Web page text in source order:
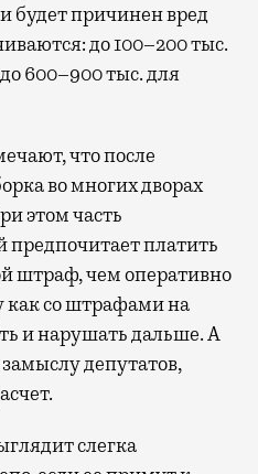
будет причинен вред
до 100–200 тыс.
600–900 тыс. для
что после
во многих дворах
этом часть
платить
штраф, чем оперативно
как со штрафами на
и нарушать дальше. А
депутатов,
слегка